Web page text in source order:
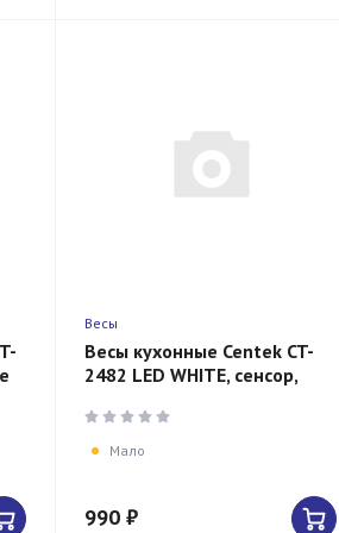
Весы
Весы кухонные Centek CT-
2482 LED WHITE, сенсор,
1г, Авто Ноль/Выкл
Мало
990 ₽